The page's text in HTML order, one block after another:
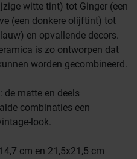
witte tint) tot Ginger (een
(een donkere olijftint) tot
en opvallende decors.
is zo ontworpen dat
worden gecombineerd.
de matte en deels
combinaties een
look.
cm en 21,5x21,5 cm